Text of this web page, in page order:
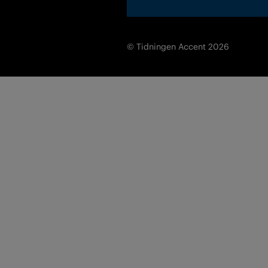
© Tidningen Accent 2026